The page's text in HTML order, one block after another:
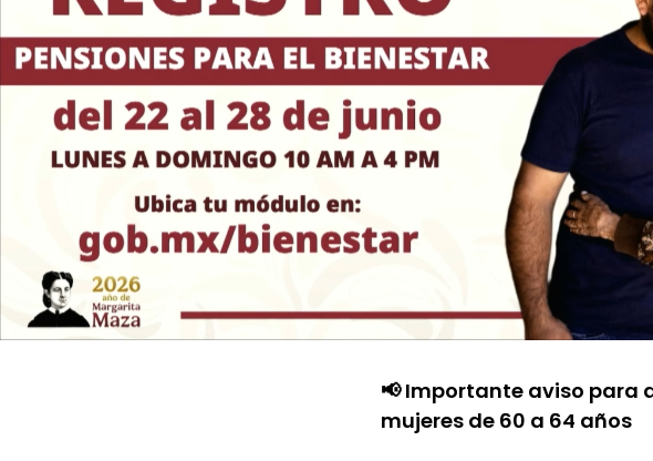
📢 Importante aviso para
mujeres de 60 a 64 años